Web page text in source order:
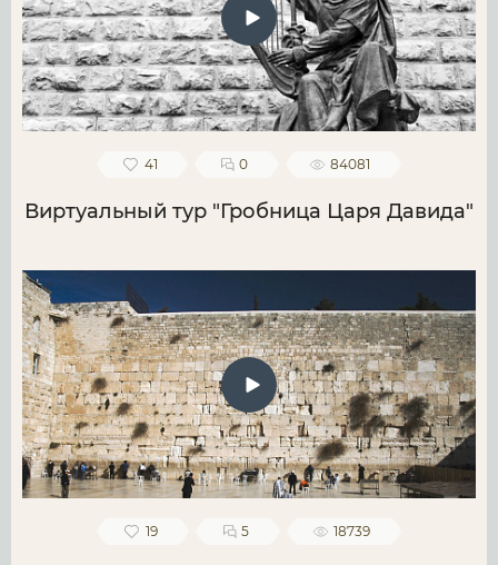
41 0 84081
Виртуальный тур "Гробница Царя Давида"
19 5 18739